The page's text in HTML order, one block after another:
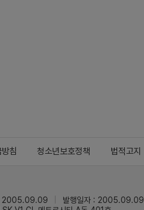
침 청소년보호정책 법적고지
2005.09.09 발행일자 : 2005.09.09